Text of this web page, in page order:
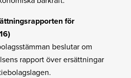
för
beslutar om
rapport över ersättningar